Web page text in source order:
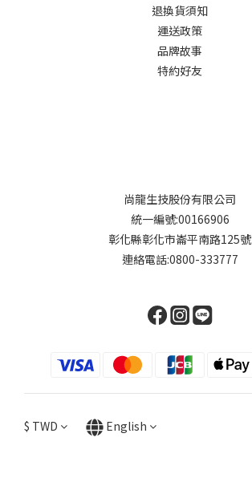
退換貨須知
運送政策
品牌故事
特約好友
尚龍生技股份有限公司
統一編號:00166906
彰化縣彰化市崙平南路125號
連絡電話:0800-333777
$ TWD English